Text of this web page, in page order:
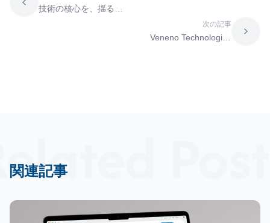
技術の核心を、揺るぎ
次の記事
Veneno Technologies
Post
関連記事